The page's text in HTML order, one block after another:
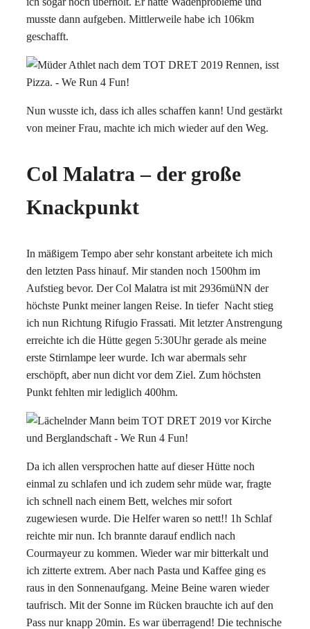
musste dann aufgeben. Mittlerweile habe ich 106km
geschafft.
Nun wusste ich, dass ich alles schaffen kann! Und gestärkt
von meiner Frau, machte ich mich wieder auf den Weg.
Col Malatra – der große
Knackpunkt
In mäßigem Tempo aber sehr konstant arbeitete ich mich
den letzten Pass hinauf. Mir standen noch 1500hm im
Aufstieg bevor. Der Col Malatra ist mit 2936müNN der
höchste Punkt meiner langen Reise. In tiefer Nacht stieg
ich nun Richtung Rifugio Frassati. Mit letzter Anstrengung
erreichte ich die Hütte gegen 5:30Uhr gerade als meine
erste Stirnlampe leer wurde. Ich war abermals sehr
erschöpft, aber nun dicht vor dem Ziel. Zum höchsten
Punkt fehlten mir lediglich 400hm.
Da ich allen versprochen hatte auf dieser Hütte noch
einmal zu schlafen und ich zudem sehr müde war, fragte
ich schnell nach einem Bett, welches mir sofort
zugewiesen wurde. Die Helfer waren so nett!! 1h Schlaf
reichte mir nun. Ich brannte darauf endlich nach
Courmayeur zu kommen. Wieder war mir bitterkalt und
ich zitterte extrem. Aber nach Pasta und Kaffee ging es
raus in den Sonnenaufgang. Meine Beine waren wieder
taufrisch. Mit der Sonne im Rücken brauchte ich auf den
Pass nur knapp 20min. Es war überragend! Die technische